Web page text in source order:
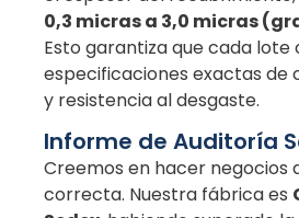
0,3 micras a 3,0 micras
Esto garantiza que cada lote
especificaciones exactas de
y resistencia al desgaste.
Informe de Auditoría
Creemos en hacer negocios
correcta. Nuestra fábrica es